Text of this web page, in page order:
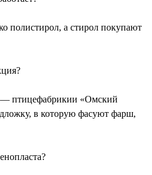
полистирол, а стирол покупают
птицефабрикии «Омский
в которую фасуют фарш,